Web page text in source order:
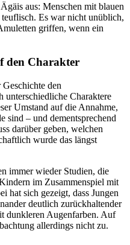
aus: Menschen mit blauen
Es war nicht unüblich,
griffen, wenn ein
den Charakter
den
unterschiedliche Charaktere
Umstand auf die Annahme,
sind – und dementsprechend
darüber geben, welchen
wurde das längst
immer wieder Studien, die
im Zusammenspiel mit
hat sich gezeigt, dass Jungen
deutlich zurückhaltender
dunkleren Augenfarben. Auf
allerdings nicht zu.